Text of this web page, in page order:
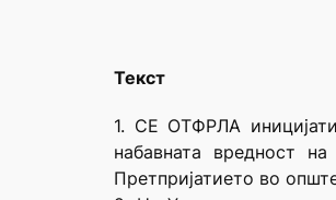
Текст
1. СЕ ОТФРЛА
набавната вредност
Претпријатието во